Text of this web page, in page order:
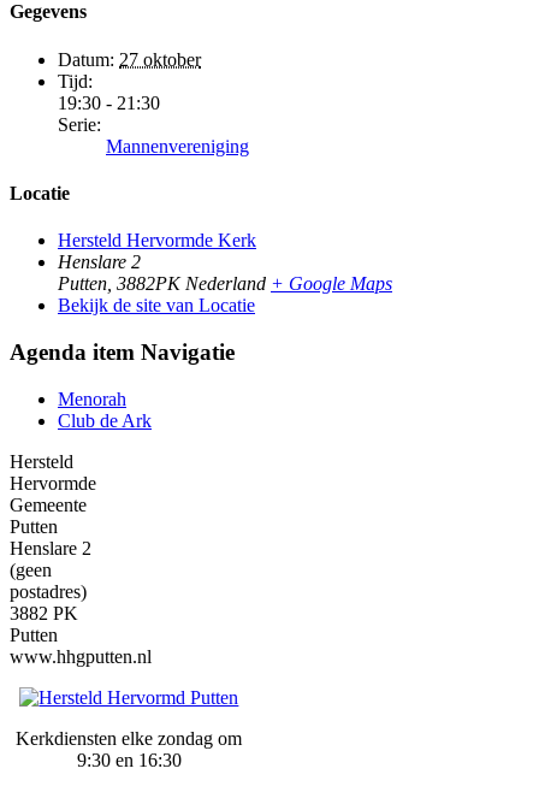
Gegevens
Datum: 27 oktober
Tijd:
19:30 - 21:30
Serie:
Mannenvereniging
Locatie
Hersteld Hervormde Kerk
Henslare 2
Putten 3882PK Nederland + Google Maps
Bekijk de site van Locatie
Agenda item Navigatie
Menorah
Club de Ark
Hersteld
Hervormde
Gemeente
Putten
Henslare 2
(geen
postadres)
3882 PK
Putten
www.hhgputten.nl
Kerkdiensten elke zondag om
9:30 en 16:30